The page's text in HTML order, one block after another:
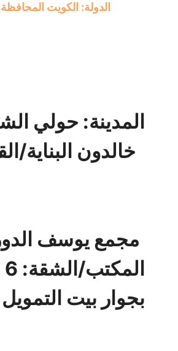
الدولة: الكويت
المدينة: حولي
خالدون البناية/
مجمع يوسف
بجوار بيت